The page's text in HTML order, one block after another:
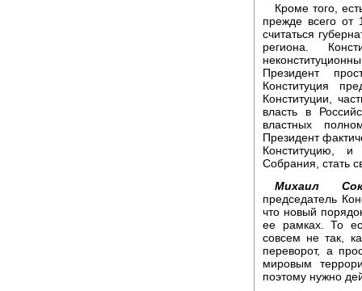
Кроме того,
прежде всего от
считаться
региона.
Президент
Конституция
Конституции,
власть в
властных
Президент
Конституцию,
Собрания, стать
Михаил
председатель
что новый
ее рамках. То
совсем не так,
переворот, а
мировым
поэтому нужно